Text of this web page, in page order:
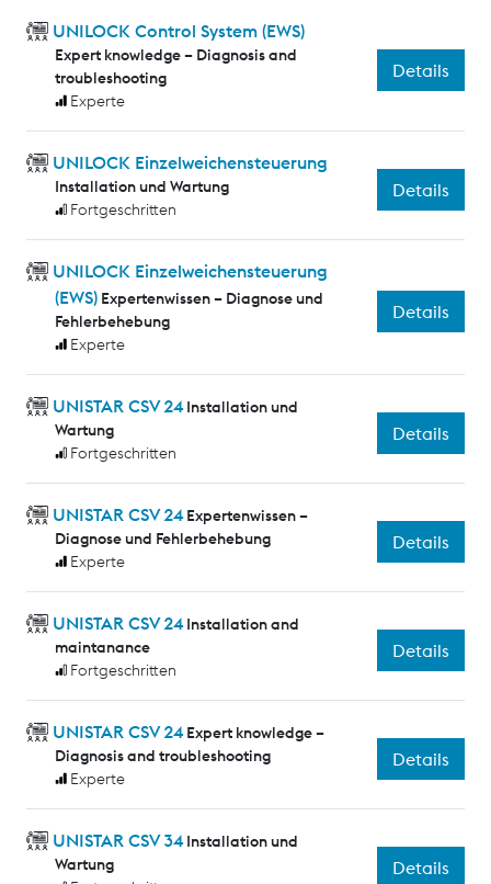
UNILOCK Control System (EWS)
Expert knowledge – Diagnosis and
troubleshooting
Experte
Details
UNILOCK Einzelweichensteuerung
Installation und Wartung
Fortgeschritten
Details
UNILOCK Einzelweichensteuerung
(EWS) Expertenwissen – Diagnose und
Fehlerbehebung
Experte
Details
UNISTAR CSV 24 Installation und
Wartung
Fortgeschritten
Details
UNISTAR CSV 24 Expertenwissen –
Diagnose und Fehlerbehebung
Experte
Details
UNISTAR CSV 24 Installation and
maintanance
Fortgeschritten
Details
UNISTAR CSV 24 Expert knowledge –
Diagnosis and troubleshooting
Experte
Details
UNISTAR CSV 34 Installation und
Wartung
Details